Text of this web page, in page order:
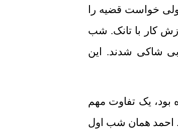
خواست قضیه را
کار با تانک. شب
شاکی شدند. این
شهر که با اولین شام مهر‌ماه۵۹ همراه بود، یک تفاوت مهم
احمد همان شب اول